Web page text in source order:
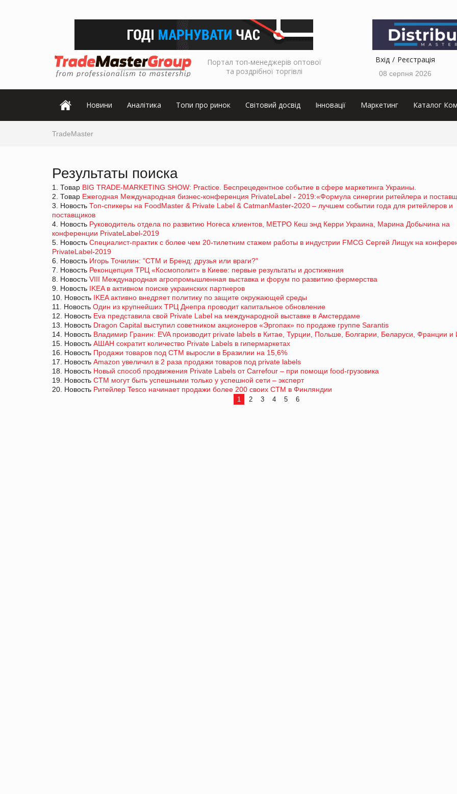
Портал топ-менеджерів оптової
та роздрібної торгівлі
Вхід Реєстрація
08 серпня 2026
Новини Аналітика Топи про ринок Світовий досвід Інновації Маркетинг Каталог
TradeMaster
Результаты поиска
1. Товар BIG TRADE-MARKETING SHOW: Practice. Беспрецедентное событие в сфере маркетинга Украины.
2. Товар Ежегодная Международная бизнес-конференция PrivateLabel - 2019:«Формула синергии ритейлера и
3. Новость Топ-спикеры на FoodMaster & Private Label & CatmanMaster-2020 – лучшем событии года для ритейлеров и
поставщиков
4. Новость Руководитель отдела по развитию Horeca клиентов, МЕТРО Кеш энд Керри Украина, Марина Добычина на
конференции PrivateLabel-2019
5. Новость Специалист-практик с более чем 20-тилетним стажем работы в индустрии FMCG Сергей Лищук на
PrivateLabel-2019
6. Новость Игорь Точилин: "СТМ и Бренд: друзья или враги?"
7. Новость Реконцепция ТРЦ «Космополит» в Киеве: первые результаты и достижения
8. Новость VIII Международная агропромышленная выставка и форум по развитию фермерства
9. Новость IKEA в активном поиске украинских партнеров
10. Новость IKEA активно внедряет политику по защите окружающей среды
11. Новость Один из крупнейших ТРЦ Днепра проводит капитальное обновление
12. Новость Eva представила свой Private Label на международной выставке в Амстердаме
13. Новость Dragon Capital выступил советником акционеров «Эргопак» по продаже группе Sarantis
14. Новость Владимир Гранин: EVA производит private labels в Китае, Турции, Польше, Болгарии, Беларуси, Франции и
15. Новость АШАН сократит количество Private Labels в гипермаркетах
16. Новость Продажи товаров под СТМ выросли в Бразилии на 15,6%
17. Новость Amazon увеличил в 2 раза продажи товаров под private labels
18. Новость Новый способ продвижения Private Labels от Carrefour – при помощи food-грузовика
19. Новость СТМ могут быть успешными только у успешной сети – эксперт
20. Новость Ритейлер Tesco начинает продажи более 200 своих СТМ в Финляндии
1 2 3 4 5 6